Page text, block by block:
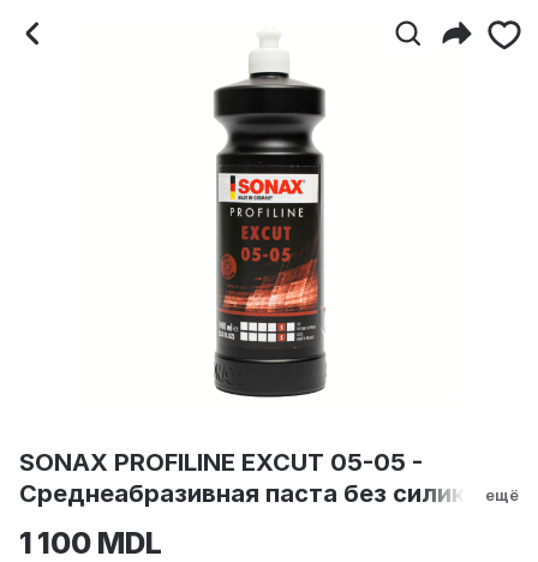
SONAX PROFILINE
SONAX PROFILINE EXCUT 05-05 -
Среднеабразивная паста без силикона,
1000 мл
ещё
1 100 MDL